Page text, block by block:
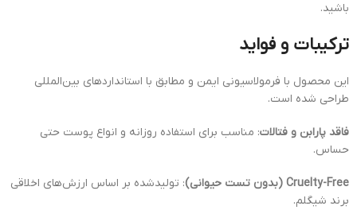
باشید.
ترکیبات و فواید
این محصول با فرمولاسیونی ایمن و مطابق با استانداردهای بین‌المللی
طراحی شده است.
فاقد پارابن و فتالات: مناسب برای استفاده روزانه و انواع پوست حتی
حساس.
Cruelty-Free (بدون تست حیوانی)
: تولیدشده بر اساس ارزش‌های اخلاقی
برند شیگلم.